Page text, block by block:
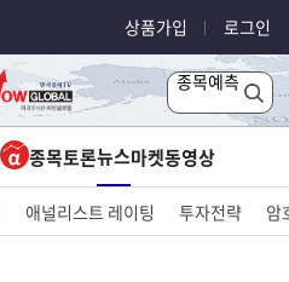
상품가입 로그인
종목예측
종목토론뉴스마켓동영상
애널리스트 레이팅 투자전략 암